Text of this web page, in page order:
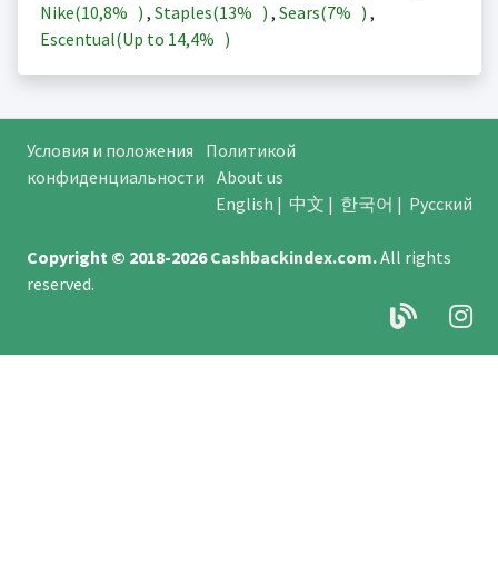
Nike(10,8% ) , Staples(13% ) , Sears(7% ) ,
Escentual(Up to 14,4% )
Условия и положения
Политикой
конфиденциальности About us
English | 中文 | 한국어 | Русский
Copyright © 2018-2026Cashbackindex.com.All rights
reserved.